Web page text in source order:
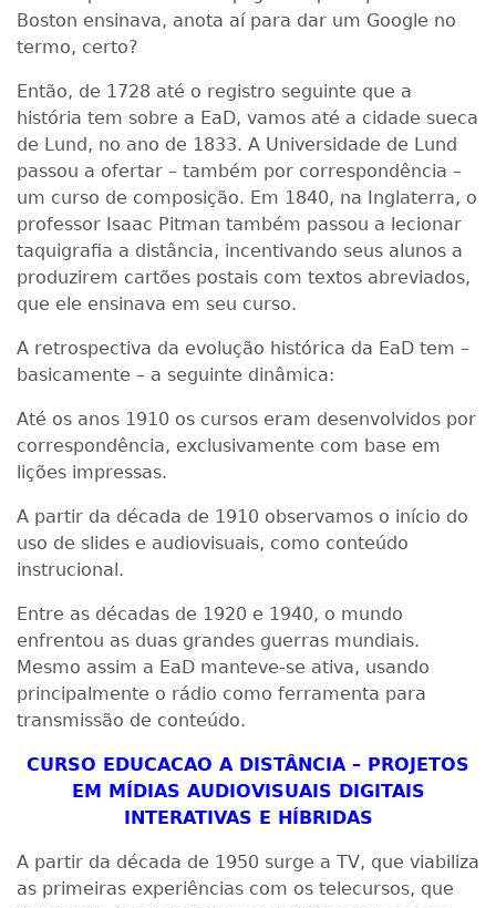
Boston ensinava, anota aí para dar um Google no
termo, certo?
Então, de 1728 até o registro seguinte que a
história tem sobre a EaD, vamos até a cidade sueca
de Lund, no ano de 1833. A Universidade de Lund
passou a ofertar – também por correspondência –
um curso de composição. Em 1840, na Inglaterra, o
professor Isaac Pitman também passou a lecionar
taquigrafia a distância, incentivando seus alunos a
produzirem cartões postais com textos abreviados,
que ele ensinava em seu curso.
A retrospectiva da evolução histórica da EaD tem –
basicamente – a seguinte dinâmica:
Até os anos 1910 os cursos eram desenvolvidos por
correspondência, exclusivamente com base em
lições impressas.
A partir da década de 1910 observamos o início do
uso de slides e audiovisuais, como conteúdo
instrucional.
Entre as décadas de 1920 e 1940, o mundo
enfrentou as duas grandes guerras mundiais.
Mesmo assim a EaD manteve-se ativa, usando
principalmente o rádio como ferramenta para
transmissão de conteúdo.
CURSO EDUCACAO A DISTÂNCIA – PROJETOS
EM MÍDIAS AUDIOVISUAIS DIGITAIS
INTERATIVAS E HÍBRIDAS
A partir da década de 1950 surge a TV, que viabiliza
as primeiras experiências com os telecursos, que